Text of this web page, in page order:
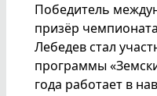
Победитель
призёр
Лебедев стал
программы
года работает в